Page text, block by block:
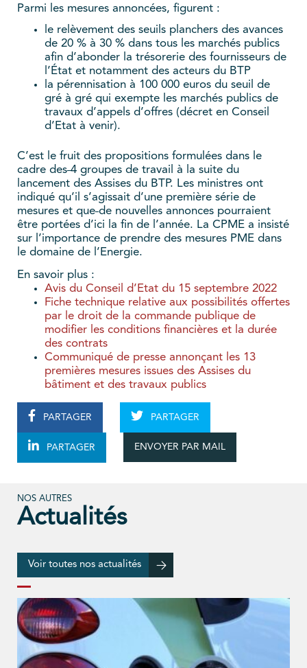
Parmi les mesures annoncées, figurent :
le relèvement des seuils planchers des avances
de 20 % à 30 % dans tous les marchés publics
afin d’abonder la trésorerie des fournisseurs de
l’État et notamment des acteurs du BTP
la pérennisation à 100 000 euros du seuil de
gré à gré qui exempte les marchés publics de
travaux d’appels d’offres (décret en Conseil
d’Etat à venir).
C’est le fruit des propositions formulées dans le
cadre des4 groupes de travail à la suite du
lancement des Assises du BTP. Les ministres ont
indiqué qu’il s’agissait d’une première série de
mesures et que de nouvelles annonces pourraient
être portées d’ici la fin de l’année. La CPME a insisté
sur l’importance de prendre des mesures PME dans
le domaine de l’Energie.
En savoir plus :
Avis du Conseil d’Etat du 15 septembre 2022
Fiche technique relative aux possibilités offertes
par le droit de la commande publique de
modifier les conditions financières et la durée
des contrats
Communiqué de presse annonçant les 13
premières mesures issues des Assises du
bâtiment et des travaux publics
PARTAGER PARTAGER
PARTAGER ENVOYER PAR MAIL
NOS AUTRES
Actualités
Voir toutes nos actualités